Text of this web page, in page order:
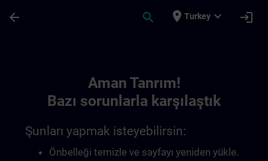
arrow_back search place Turkey expand_more login
Aman Tanrım!
Bazı sorunlarla karşılaştık
Şunları yapmak isteyebilirsin:
Önbelleği temizle ve sayfayı yeniden yükle.